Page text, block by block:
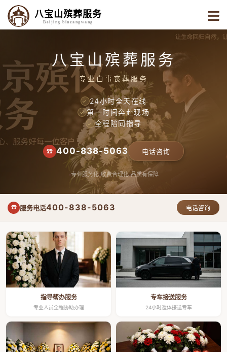
八宝山殡葬服务
Beijing binzangwang
八宝山殡葬服务
专业白事丧葬服务
✓ 24小时全天在线
✓ 第一时间奔赴现场
✓ 全程陪同指导
☎ 400-838-5063 电话咨询
专业服务化 收费合理化 品质有保障
☎ 服务电话400-838-5063 电话咨询
指导帮办服务
专业人员全程协助办理
专车接送服务
24小时遗体接送专车